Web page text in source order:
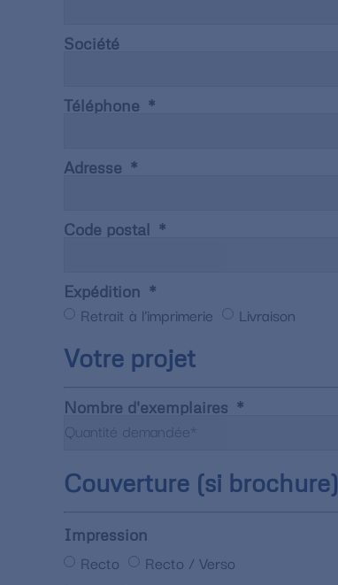
Société
Téléphone
Adresse
Code postal
Expédition
Retrait à l'imprimerie Livraison
Votre projet
Nombre d'exemplaires
Couverture (si brochure)
Impression
Recto Recto / Verso